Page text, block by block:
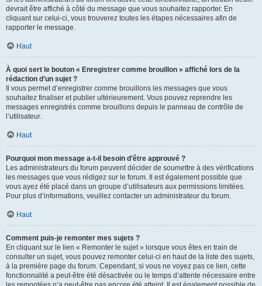
devrait être affiché à côté du message que vous souhaitez rapporter. En
cliquant sur celui-ci, vous trouverez toutes les étapes nécessaires afin de
rapporter le message.
Haut
À quoi sert le bouton « Enregistrer comme brouillon » affiché lors de la
rédaction d’un sujet ?
Il vous permet d’enregistrer comme brouillons les messages que vous
souhaitez finaliser et publier ultérieurement. Vous pouvez reprendre les
messages enregistrés comme brouillons depuis le panneau de contrôle de
l’utilisateur.
Haut
Pourquoi mon message a-t-il besoin d’être approuvé ?
Les administrateurs du forum peuvent décider de soumettre à des vérifications
les messages que vous rédigez sur le forum. Il est également possible que
vous ayez été placé dans un groupe d’utilisateurs aux permissions limitées.
Pour plus d’informations, veuillez contacter un administrateur du forum.
Haut
Comment puis-je remonter mes sujets ?
En cliquant sur le lien « Remonter le sujet » lorsque vous êtes en train de
consulter un sujet, vous pouvez remonter celui-ci en haut de la liste des sujets,
à la première page du forum. Cependant, si vous ne voyez pas ce lien, cette
fonctionnalité a peut-être été désactivée ou le temps d’attente nécessaire entre